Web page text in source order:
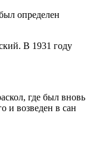
определен
В 1931 году
где был вновь
и возведен в сан